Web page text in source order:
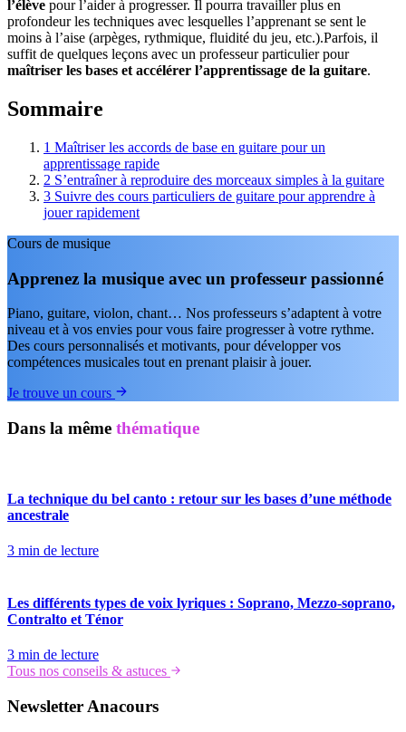
l’élève pour l’aider à progresser. Il pourra travailler plus en
profondeur les techniques avec lesquelles l’apprenant se sent le
moins à l’aise (arpèges, rythmique, fluidité du jeu, etc.).Parfois, il
suffit de quelques leçons avec un professeur particulier pour
maîtriser les bases et accélérer l’apprentissage de la guitare.
Sommaire
1 Maîtriser les accords de base en guitare pour un
apprentissage rapide
2 S’entraîner à reproduire des morceaux simples à la guitare
3 Suivre des cours particuliers de guitare pour apprendre à
jouer rapidement
Cours de musique
Apprenez la musique avec un professeur passionné
Piano, guitare, violon, chant… Nos professeurs s’adaptent à votre
niveau et à vos envies pour vous faire progresser à votre rythme.
Des cours personnalisés et motivants, pour développer vos
compétences musicales tout en prenant plaisir à jouer.
Je trouve un cours
Dans la même thématique
La technique du bel canto : retour sur les bases d’une méthode
ancestrale
3 min de lecture
Les différents types de voix lyriques : Soprano, Mezzo-soprano,
Contralto et Ténor
3 min de lecture
Tous nos conseils & astuces
Newsletter Anacours